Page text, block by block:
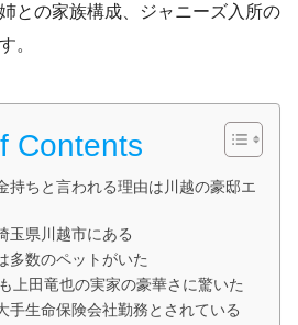
との家族構成、ジャニーズ入所の
。
Contents
持ちと言われる理由は川越の豪邸エ
玉県川越市にある
多数のペットがいた
上田竜也の実家の豪華さに驚いた
手生命保険会社勤務とされている